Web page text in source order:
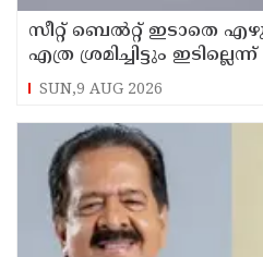
സീറ്റ് ബെല്‍റ്റ് ഇടാതെ
എത്ര ശ്രമിച്ചിട്ടും
വിമാനം റദ്ദാക്കി
SUN,9 AUG 2026